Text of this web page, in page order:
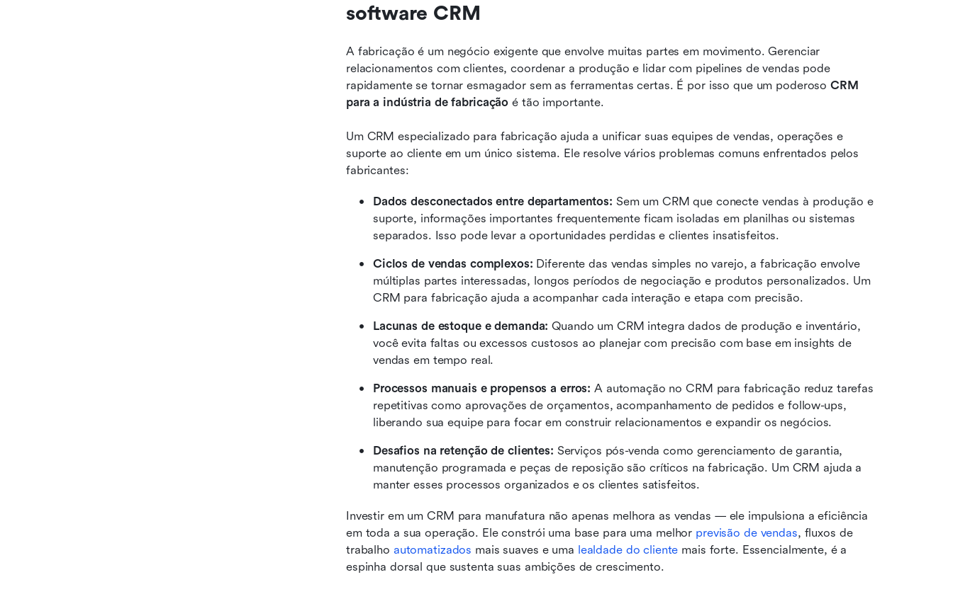
software CRM
A fabricação é um negócio exigente que envolve muitas partes em movimento. Gerenciar
relacionamentos com clientes, coordenar a produção e lidar com pipelines de vendas pode
rapidamente se tornar esmagador sem as ferramentas certas. É por isso que um poderoso CRM
para a indústria de fabricação é tão importante.
Um CRM especializado para fabricação ajuda a unificar suas equipes de vendas, operações e
suporte ao cliente em um único sistema. Ele resolve vários problemas comuns enfrentados pelos
fabricantes:
Dados desconectados entre departamentos: Sem um CRM que conecte vendas à produção e
suporte, informações importantes frequentemente ficam isoladas em planilhas ou sistemas
separados. Isso pode levar a oportunidades perdidas e clientes insatisfeitos.
Ciclos de vendas complexos: Diferente das vendas simples no varejo, a fabricação envolve
múltiplas partes interessadas, longos períodos de negociação e produtos personalizados. Um
CRM para fabricação ajuda a acompanhar cada interação e etapa com precisão.
Lacunas de estoque e demanda: Quando um CRM integra dados de produção e inventário,
você evita faltas ou excessos custosos ao planejar com precisão com base em insights de
vendas em tempo real.
Processos manuais e propensos a erros: A automação no CRM para fabricação reduz tarefas
repetitivas como aprovações de orçamentos, acompanhamento de pedidos e follow-ups,
liberando sua equipe para focar em construir relacionamentos e expandir os negócios.
Desafios na retenção de clientes: Serviços pós-venda como gerenciamento de garantia,
manutenção programada e peças de reposição são críticos na fabricação. Um CRM ajuda a
manter esses processos organizados e os clientes satisfeitos.
Investir em um CRM para manufatura não apenas melhora as vendas — ele impulsiona a eficiência
em toda a sua operação. Ele constrói uma base para uma melhor previsão de vendas, fluxos de
trabalho automatizados mais suaves e uma lealdade do cliente mais forte. Essencialmente, é a
espinha dorsal que sustenta suas ambições de crescimento.